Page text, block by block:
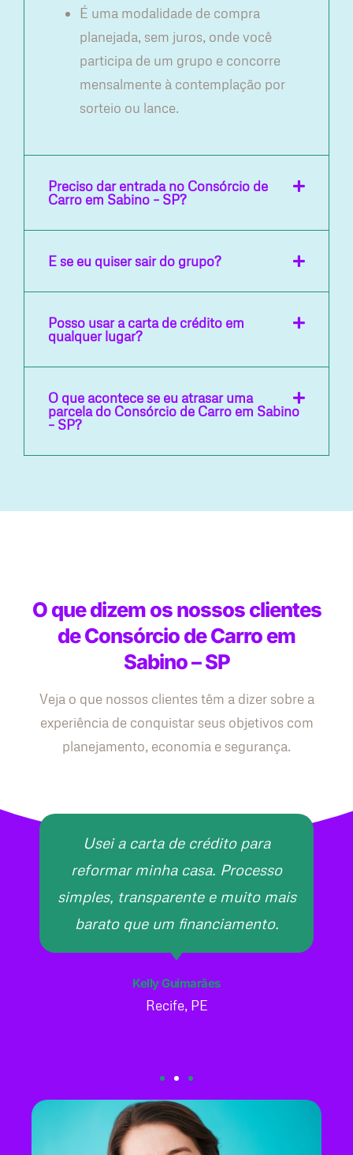
É uma modalidade de compra
planejada, sem juros, onde você
participa de um grupo e concorre
mensalmente à contemplação por
sorteio ou lance.
Preciso dar entrada no Consórcio de
Carro em Sabino – SP?
E se eu quiser sair do grupo?
Posso usar a carta de crédito em
qualquer lugar?
O que acontece se eu atrasar uma
parcela do Consórcio de Carro em Sabino
– SP?
O que dizem os nossos clientes
de Consórcio de Carro em
Sabino – SP
Veja o que nossos clientes têm a dizer sobre a
experiência de conquistar seus objetivos com
planejamento, economia e segurança.
Usei a carta de crédito para
reformar minha casa. Processo
simples, transparente e muito mais
barato que um financiamento.
Kelly Guimarães
Recife, PE